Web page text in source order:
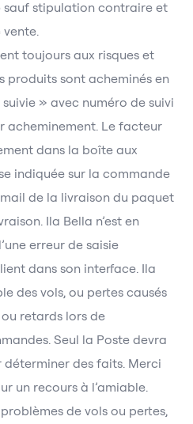
sauf stipulation contraire et
vente.
toujours aux risques et
produits sont acheminés en
» avec numéro de suivi
acheminement. Le facteur
dans la boîte aux
indiquée sur la commande
de la livraison du paquet
Ila Bella n’est en
erreur de saisie
dans son interface. Ila
des vols, ou pertes causés
retards lors de
Seul la Poste devra
des faits. Merci
un recours à l’amiable.
de vols ou pertes,